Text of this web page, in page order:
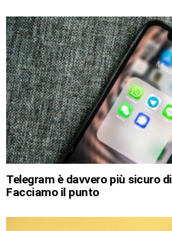
Telegram è davvero più sicuro
Facciamo il punto